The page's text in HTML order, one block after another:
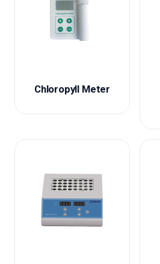
Chloropyll Meter